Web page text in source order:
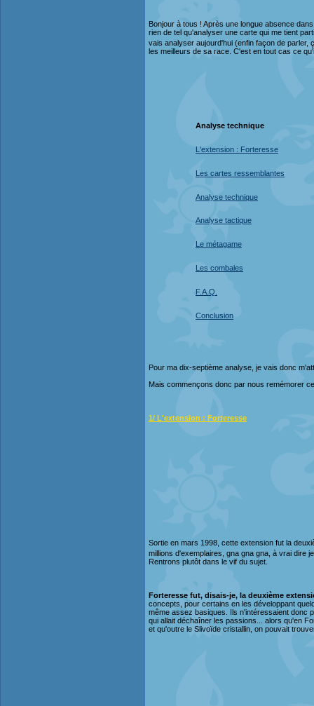
Bonjour à tous ! Après une longue absence
rien de tel qu'analyser une carte qui me tient
vais analyser aujourd'hui (enfin façon de
les meilleurs de sa race. C'est en tout cas ce
Analyse technique
L'extension : Forteresse
Les cartes ressemblantes
Analyse technique
Analyse tactique
Le métagame
Les combales
F.A.Q.
Conclusion
Pour ma dix-septième analyse, je vais donc
Mais commençons donc par nous remémorer
1/ L'extension : Forteresse
Sortie en mars 1998, cette extension fut la
millions d'exemplaires, gna gna gna, à vrai dire
Rentrons plutôt dans le vif du sujet.
Forteresse fut, disais-je, la deuxième
concepts, pour certains en les développant
même assez basiques. Ils n'intéressaient donc
qui allait déchaîner les passions... alors qu'en
et qu'outre le Slivoïde cristallin, on pouvait